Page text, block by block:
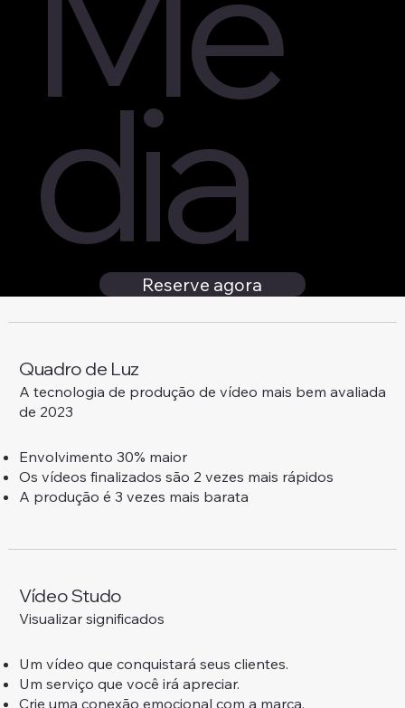
dia
Reserve agora
Quadro de Luz
A tecnologia de produção de vídeo mais bem avaliada
de 2023
Envolvimento 30% maior
Os vídeos finalizados são 2 vezes mais rápidos
A produção é 3 vezes mais barata
Vídeo Studo
Visualizar significados
Um vídeo que conquistará seus clientes.
Um serviço que você irá apreciar.
Crie uma conexão emocional com a marca.